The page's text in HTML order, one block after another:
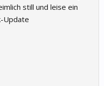
still und leise ein
Update